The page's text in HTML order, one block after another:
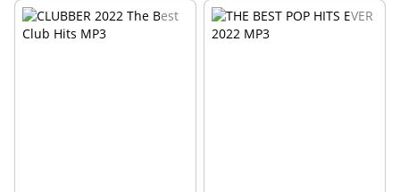
New Age Lounge Chill Out Relax Ethno Folk 2023